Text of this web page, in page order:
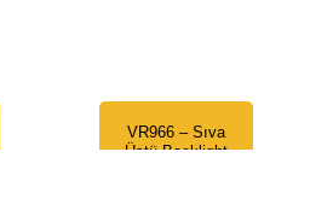
VR966 – Sıva
Üstü Backlight